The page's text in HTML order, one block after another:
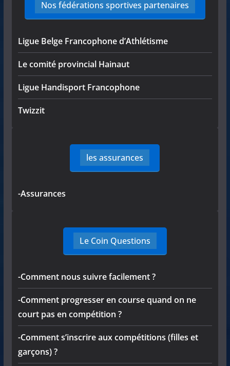
Nos fédérations sportives partenaires
Ligue Belge Francophone d’Athlétisme
Le comité provincial Hainaut
Ligue Handisport Francophone
Twizzit
les assurances
-Assurances
Le Coin Questions
-Comment nous suivre facilement ?
-Comment progresser en course quand on ne
court pas en compétition ?
-Comment s’inscrire aux compétitions (filles et
garçons) ?